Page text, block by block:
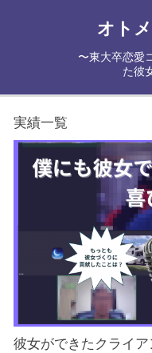
オト
〜東大卒恋愛
た彼
実績一覧
彼女ができたクライ